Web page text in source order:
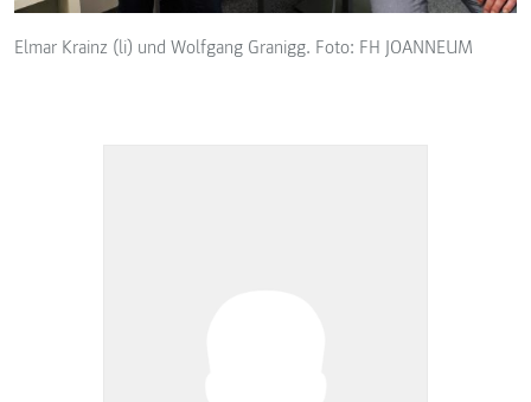
Elmar Krainz (li) und Wolfgang Granigg. Foto: FH JOANNEUM